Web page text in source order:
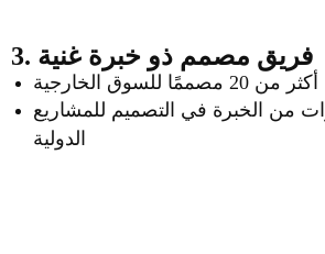
3. فريق مصمم ذو خبرة غنية
أكثر من 20 مصممًا للسوق الخارجية
10 سنوات من الخبرة في التصميم للمشاريع
الدولية